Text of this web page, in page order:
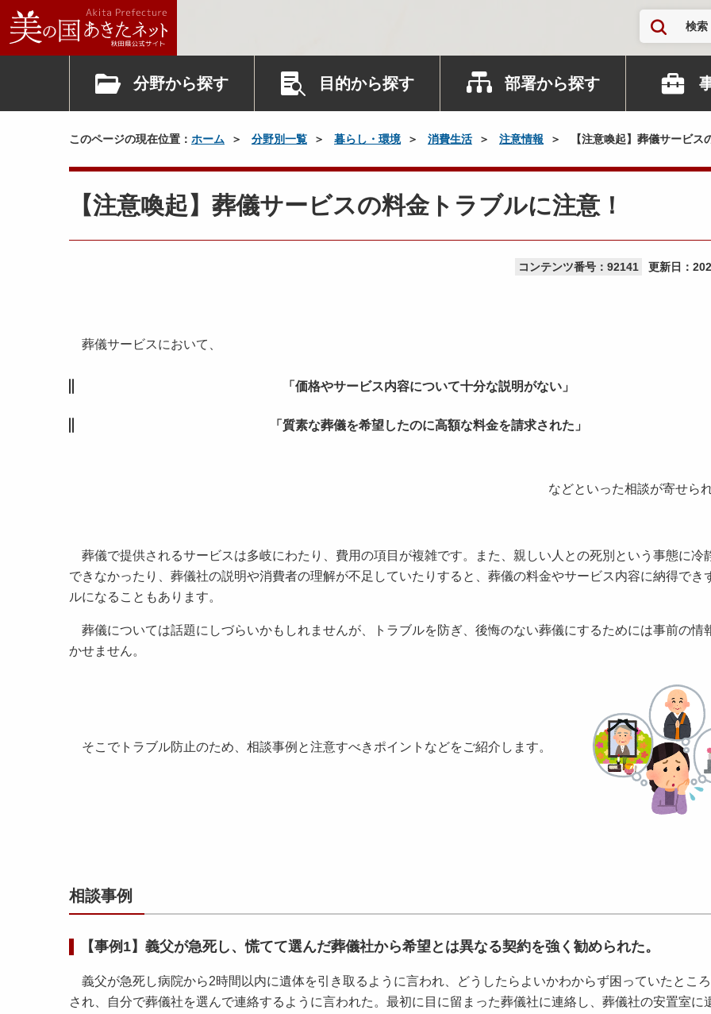
検索
分野から探す 目的から探す 部署から探す
このページの現在位置： ホーム 分野別一覧 暮らし・環境 消費生活 注意情報 【注意喚起】葬儀サービス
【注意喚起】葬儀サービスの料金トラブルに注意！
コンテンツ番号：92141 更新日：
葬儀サービスにおいて、
「価格やサービス内容について十分な説明がない」
「質素な葬儀を希望したのに高額な料金を請求された」
などといった相談が寄せら
葬儀で提供されるサービスは多岐にわたり、費用の項目が複雑です。また、親しい人との死別という事態に冷
できなかったり、葬儀社の説明や消費者の理解が不足していたりすると、葬儀の料金やサービス内容に納得でき
ルになることもあります。
葬儀については話題にしづらいかもしれませんが、トラブルを防ぎ、後悔のない葬儀にするためには事前の情
かせません。
そこでトラブル防止のため、相談事例と注意すべきポイントなどをご紹介します。
相談事例
【事例1】義父が急死し、慌てて選んだ葬儀社から希望とは異なる契約を強く勧められた。
義父が急死し病院から2時間以内に遺体を引き取るように言われ、どうしたらよいかわからず困っていたとこ
され、自分で葬儀社を選んで連絡するように言われた。最初に目に留まった葬儀社に連絡し、葬儀社の安置室に